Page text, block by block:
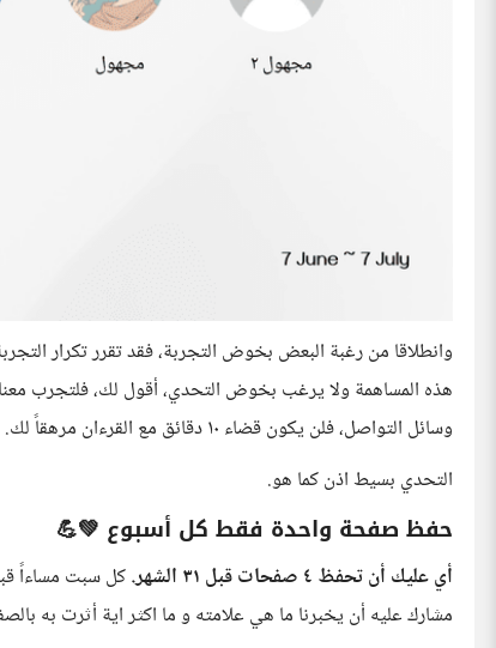
وانطلاقا من رغبة البعض بخوض التجربة، فقد تقرر تكرار
هذه المساهمة ولا يرغب بخوض التحدي، أقول لك، فلتجرب
وسائل التواصل، فلن يكون قضاء ١٠ دقائق مع القرءان مرهقاً لك. ولا تقول انا لا املك الوقت، فالقرءان لا يزاحم شيء الا باركه.
التحدي بسيط اذن كما هو.
حفظ صفحة واحدة فقط كل أسبوع 💚💪
أي عليك أن تحفظ ٤ صفحات قبل ٣١ الشهر.
مشارك عليه أن يخبرنا ما هي علامته و ما اكثر اية أثرت به